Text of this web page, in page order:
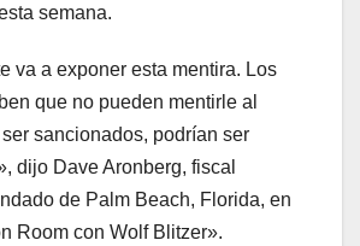
semana.
va a exponer esta mentira. Los
que no pueden mentirle al
sancionados, podrían ser
dijo Dave Aronberg, fiscal
de Palm Beach, Florida, en
Room con Wolf Blitzer».